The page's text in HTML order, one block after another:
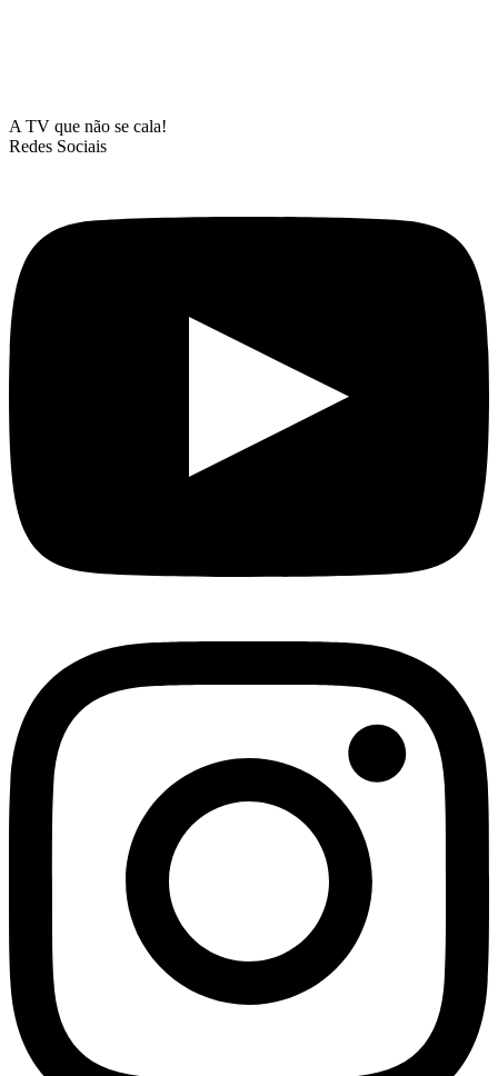
A TV que não se cala!
Redes Sociais